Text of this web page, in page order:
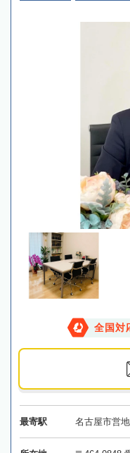
全国対
最寄駅 名古屋市営